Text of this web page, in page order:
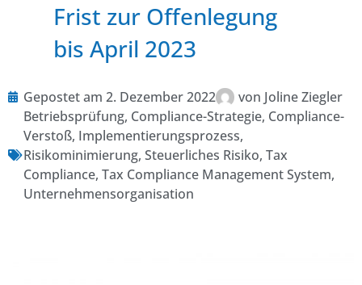
Frist zur Offenlegung
bis April 2023
Gepostet am 2. Dezember 2022 von Joline Ziegler
Betriebsprüfung, Compliance-Strategie, Compliance-
Verstoß, Implementierungsprozess,
Risikominimierung, Steuerliches Risiko, Tax
Compliance, Tax Compliance Management System,
Unternehmensorganisation